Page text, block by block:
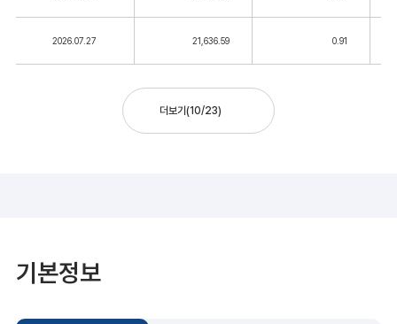
2026.07.27 21,636.59 0.91
더보기 (10/23)
기본정보